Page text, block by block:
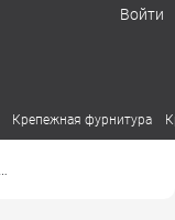
Войти
Крепежная фурнитура